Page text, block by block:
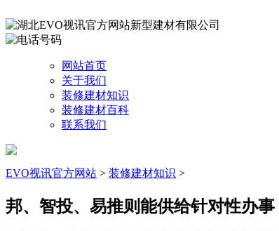
网站首页
关于我们
装修建材知识
装修建材百科
联系我们
EVO视讯官方网站 > 装修建材知识 >
邦、智投、易推则能供给针对性办事